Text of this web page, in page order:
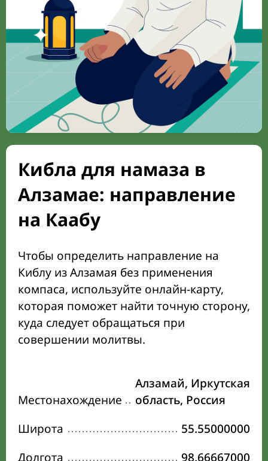
Кибла для намаза в
Алзамае: направление
на Каабу
Чтобы определить направление на
Киблу из Алзамая без применения
компаса, используйте онлайн-карту,
которая поможет найти точную сторону,
куда следует обращаться при
совершении молитвы.
Местонахождение
Алзамай, Иркутская
область, Россия
Широта
55.55000000
Долгота
98.66667000